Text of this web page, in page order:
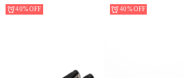
40% 40%